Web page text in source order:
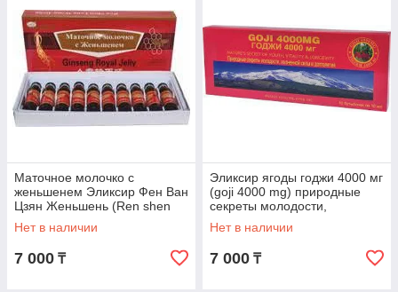
Маточное молочко с
женьшенем Эликсир Фен Ван
Цзян Женьшень (Ren shen
feng wang jiang)
Нет в наличии
7 000 ₸
Эликсир ягоды годжи 4000 мг
(goji 4000 mg) природные
секреты молодости,
долголетия, жизненной силы.
Нет в наличии
7 000 ₸